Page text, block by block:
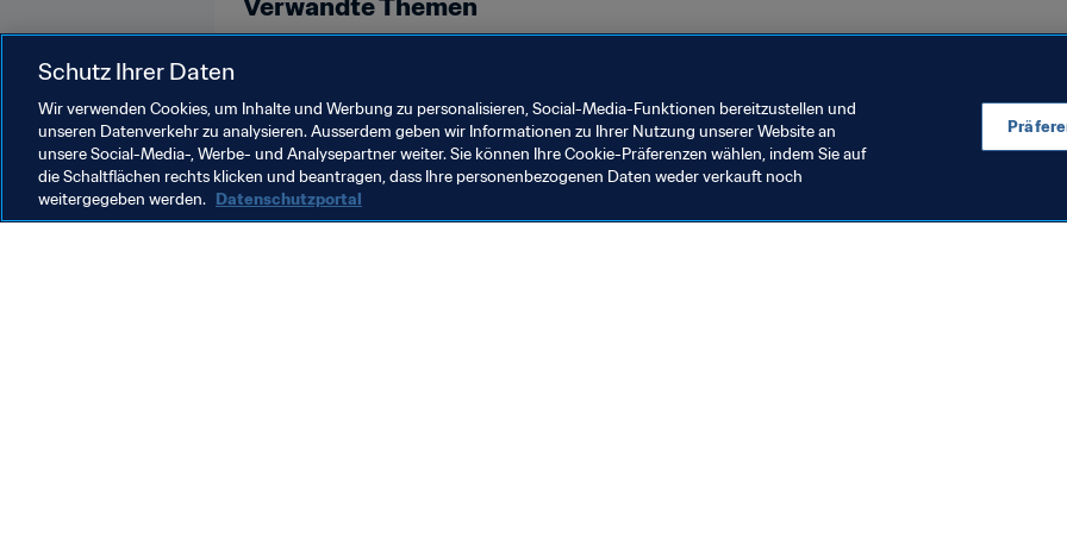
Schutz Ihrer Daten
Wir verwenden Cookies, um Inhalte und Werbung zu personalisieren, Social-Media-Funktionen bereitzustellen und
unseren Datenverkehr zu analysieren. Ausserdem geben wir Informationen zu Ihrer Nutzung unserer Website an
unsere Social-Media-, Werbe- und Analysepartner weiter. Sie können Ihre Cookie-Präferenzen wählen, indem Sie auf
die Schaltflächen rechts klicken und beantragen, dass Ihre personenbezogenen Daten weder verkauft noch
weitergegeben werden. Datenschutzportal